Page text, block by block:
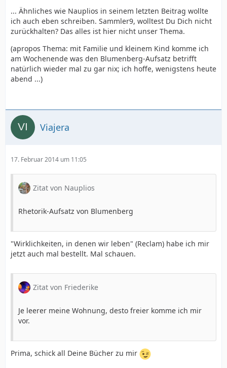
... Ähnliches wie Nauplios in seinem letzten Beitrag wollte
ich auch eben schreiben. Sammler9, wolltest Du Dich nicht
zurückhalten? Das alles ist hier nicht unser Thema.
(apropos Thema: mit Familie und kleinem Kind komme ich
am Wochenende was den Blumenberg-Aufsatz betrifft
natürlich wieder mal zu gar nix; ich hoffe, wenigstens heute
abend ...)
Viajera
17. Februar 2014 um 11:05
Zitat von Nauplios
Rhetorik-Aufsatz von Blumenberg
"Wirklichkeiten, in denen wir leben" (Reclam) habe ich mir
jetzt auch mal bestellt. Mal schauen.
Zitat von Friederike
Je leerer meine Wohnung, desto freier komme ich mir
vor.
Prima, schick all Deine Bücher zu mir